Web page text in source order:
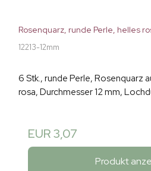
Rosenquarz, runde Perle, helles
12213-12mm
6 Stk., runde Perle, Rosenquarz
rosa, Durchmesser 12 mm,
EUR 3,07
Produkt